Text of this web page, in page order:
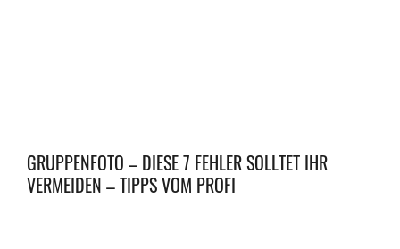
GRUPPENFOTO – DIESE 7 FEHLER SOLLTET IHR
VERMEIDEN – TIPPS VOM PROFI